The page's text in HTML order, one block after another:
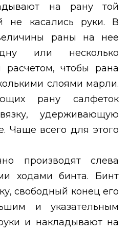
на рану той
не касались руки. В
раны на нее
или несколько
расчетом, чтобы рана
слоями марли.
рану салфеток
удерживающую
Чаще всего для этого
производят слева
ходами бинта. Бинт
свободный конец его
и указательным
и накладывают на